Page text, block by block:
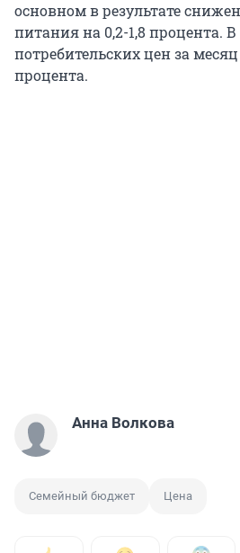
основном в результате
питания на 0,2-1,8 процента.
потребительских цен за
процента.
Анна Волкова
Семейный бюджет Цена